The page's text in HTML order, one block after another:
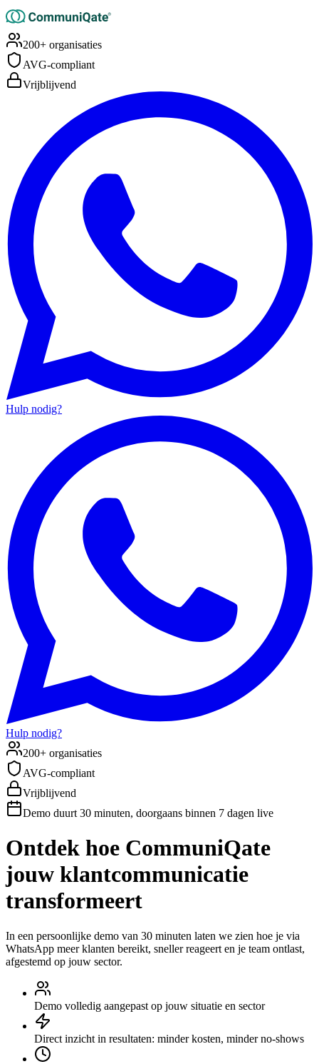
200+ organisaties
AVG-compliant
Vrijblijvend
Hulp nodig?
Hulp nodig?
200+ organisaties
AVG-compliant
Vrijblijvend
Demo duurt 30 minuten, doorgaans binnen 7 dagen live
Ontdek hoe CommuniQate
jouw klantcommunicatie
transformeert
In een persoonlijke demo van 30 minuten laten we zien hoe je via
WhatsApp meer klanten bereikt, sneller reageert en je team ontlast,
afgestemd op jouw sector.
Demo volledig aangepast op jouw situatie en sector
Direct inzicht in resultaten: minder kosten, minder no-shows